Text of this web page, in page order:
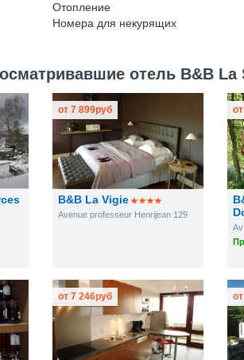
Отопление
Номера для некурящих
отель B&B
B&B La Vigie
Avenue professeur Henrijean 129
от7 899руб от
от7 246руб от